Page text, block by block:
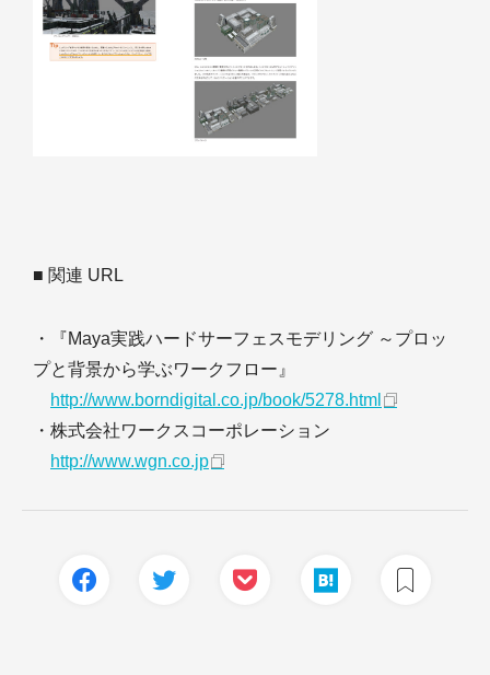
■ 関連 URL
・『Maya実践ハードサーフェスモデリング ～プロッ
プと背景から学ぶワークフロー』
http://www.borndigital.co.jp/book/5278.html
・株式会社ワークスコーポレーション
http://www.wgn.co.jp